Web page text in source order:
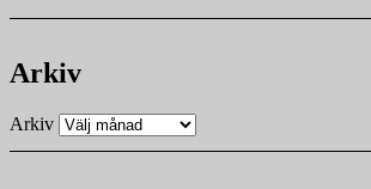
Arkiv
Arkiv